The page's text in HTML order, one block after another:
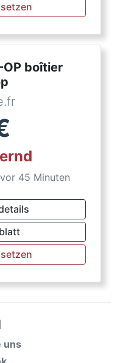
boîtier
45 Minuten
uns